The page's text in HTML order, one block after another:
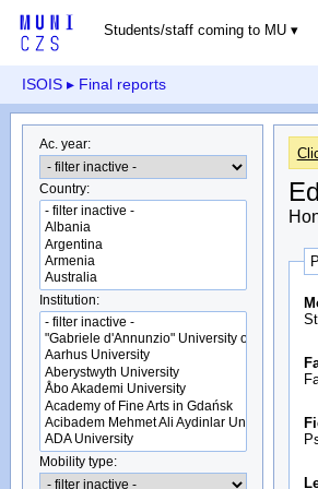
Students/staff coming to MU
ISOIS ▸ Final reports
Ac. year:
Country:
Institution:
Mobility type: